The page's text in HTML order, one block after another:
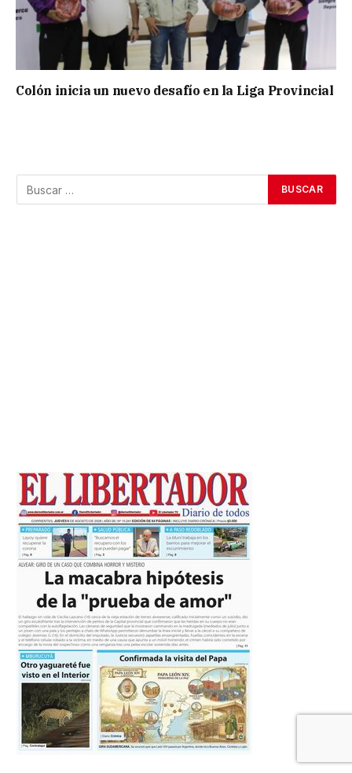
Colón inicia un nuevo desafío en la Liga Provincial